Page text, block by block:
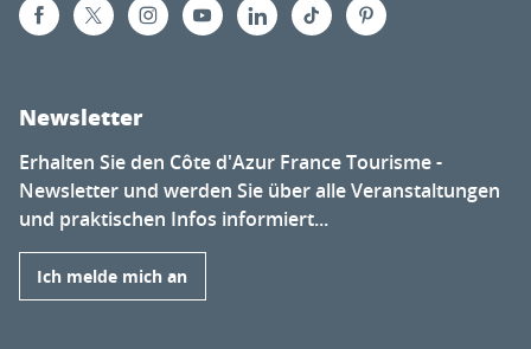
Newsletter
Erhalten Sie den Côte d'Azur France Tourisme -
Newsletter und werden Sie über alle Veranstaltungen
und praktischen Infos informiert...
Ich melde mich an